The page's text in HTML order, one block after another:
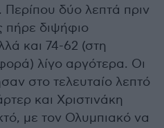
Περίπου δύο λεπτά πριν
πήρε διψήφιο
και 74-62 (στη
λίγο αργότερα. Οι
στο τελευταίο λεπτό
και Χριστινάκη
με τον Ολυμπιακό να